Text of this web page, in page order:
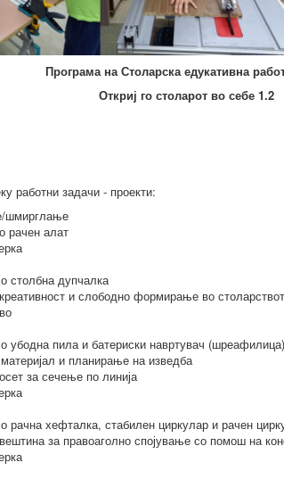
Програма на Столарска едукативна
Откриј го столарот во себе 1.2
работни задачи - проекти:
шмирглање
рачен алат
столбна дупчалка
и слободно формирање во
убодна пила и батериски навртувач (шреафилица)
и планирање на изведба
за сечење по линија
рачна хефталка, стабилен циркулар и рачен
за правоаголно спојување со помош на